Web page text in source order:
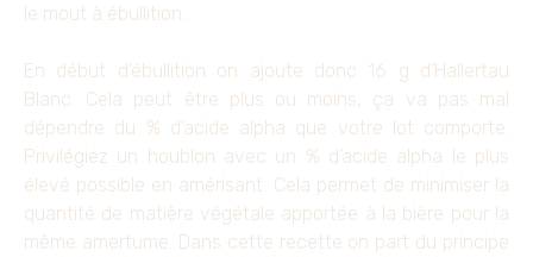
le mout à ébullition..
En début d’ébullition on ajoute donc 16 g d’Hallertau
Blanc. Cela peut être plus ou moins, ça va pas mal
dépendre du % d’acide alpha que votre lot comporte.
Privilégiez un houblon avec un % d’acide alpha le plus
élevé possible en amérisant. Cela permet de minimiser la
quantité de matière végétale apportée à la bière pour la
même amertume. Dans cette recette on part du principe